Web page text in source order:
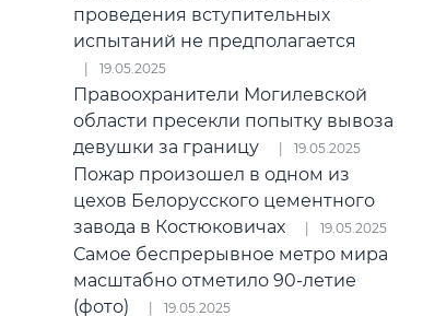
проведения вступительных
испытаний не предполагается
19.05.2025
Правоохранители Могилевской
области пресекли попытку вывоза
девушки за границу
19.05.2025
Пожар произошел в одном из
цехов Белорусского цементного
завода в Костюковичах
19.05.2025
Самое беспрерывное метро мира
масштабно отметило 90-летие
(фото)
19.05.2025